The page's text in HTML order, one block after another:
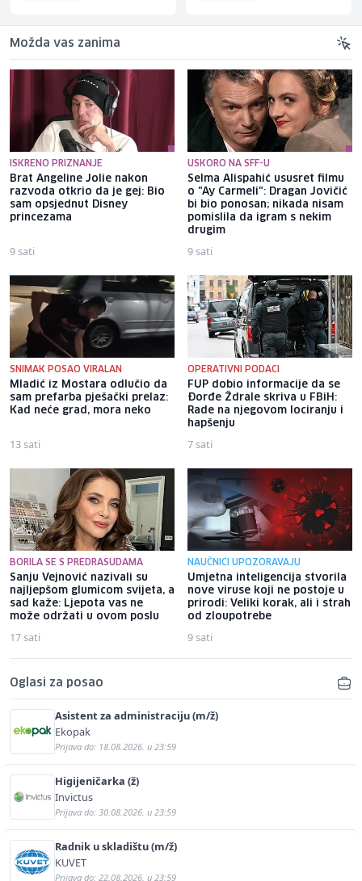
Možda vas zanima
ISKRENO PRIZNANJE
Brat Angeline Jolie nakon
razvoda otkrio da je gej: Bio
sam opsjednut Disney
princezama
9 sati
USKORO NA SFF-U
Selma Alispahić ususret filmu
o "Ay Carmeli": Dragan Jovičić
bi bio ponosan; nikada nisam
pomislila da igram s nekim
drugim
9 sati
SNIMAK POSAO VIRALAN
Mladić iz Mostara odlučio da
sam prefarba pješački prelaz:
Kad neće grad, mora neko
13 sati
OPERATIVNI PODACI
FUP dobio informacije da se
Đorđe Ždrale skriva u FBiH:
Rade na njegovom lociranju i
hapšenju
7 sati
BORILA SE S PREDRASUDAMA
Sanju Vejnović nazivali su
najljepšom glumicom svijeta, a
sad kaže: Ljepota vas ne
može održati u ovom poslu
17 sati
NAUČNICI UPOZORAVAJU
Umjetna inteligencija stvorila
nove viruse koji ne postoje u
prirodi: Veliki korak, ali i strah
od zloupotrebe
9 sati
Oglasi za posao
Asistent za administraciju (m/ž)
Ekopak
Prijava do: 18.08.2026. u 23:59
Higijeničarka (ž)
Invictus
Prijava do: 30.08.2026. u 23:59
Radnik u skladištu (m/ž)
KUVET
Prijava do: 22.08.2026. u 23:59